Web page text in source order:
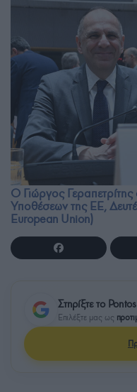
Ο Γιώργος
Υποθέσεων της ΕΕ,
European Union)
Στηρίξτε το
Επιλέξτε μας ως